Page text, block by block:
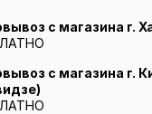
с магазина г.
с магазина г.